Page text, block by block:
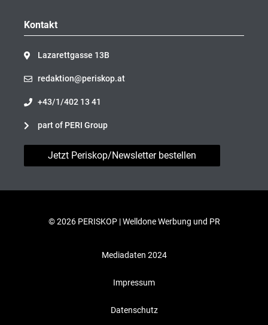
Kontakt
Lazarettgasse 13B
redaktion@periskop.at
+43/1/402 13 41
part of PERI Group
Jetzt Periskop/Newsletter bestellen
© 2026 PERISKOP |Welldone Werbung und PR
Mediadaten 2024
Impressum
Datenschutz